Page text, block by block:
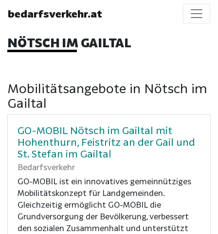
bedarfsverkehr.at
NÖTSCH IM GAILTAL
Mobilitätsangebote in Nötsch im
Gailtal
GO-MOBIL Nötsch im Gailtal mit
Hohenthurn, Feistritz an der Gail und
St. Stefan im Gailtal
Bedarfsverkehr
GO-MOBIL ist ein innovatives gemeinnütziges
Mobilitätskonzept für Landgemeinden.
Gleichzeitig ermöglicht GO-MOBIL die
Grundversorgung der Bevölkerung, verbessert
den sozialen Zusammenhalt und unterstützt